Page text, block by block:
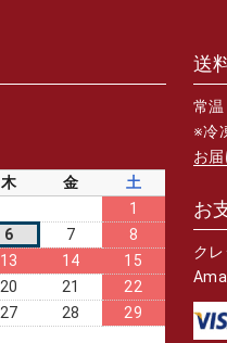
木 金
土
1
6 7
8
13 14
15
20 21
22
27 28
29
送
常
※冷
お
お
ク